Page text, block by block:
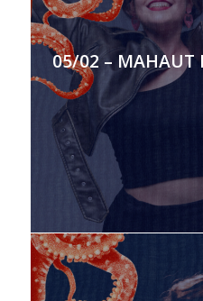
05/02 – MAHAUT